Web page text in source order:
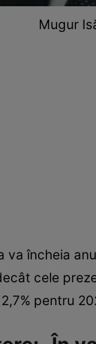
Mugur
încheia
cele
pentru